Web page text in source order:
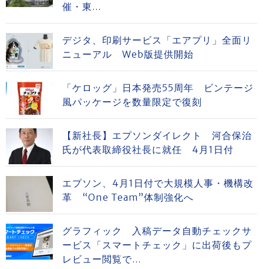
催・東...
デジタ、印刷サービス「エアプリ」全面リ
ニューアル Web版提供開始
「ケロッグ」日本発売55周年 ビンテージ
風パッケージを数量限定で復刻
【新社長】エプソンダイレクト 河合保治
氏が代表取締役社長に就任 4月1日付
エプソン、4月1日付で大規模人事・機構改
革 “One Team”体制強化へ
グラフィック 入稿データ自動チェックサ
ービス「スマートチェック」に出荷後もプ
レビュー閲覧で...